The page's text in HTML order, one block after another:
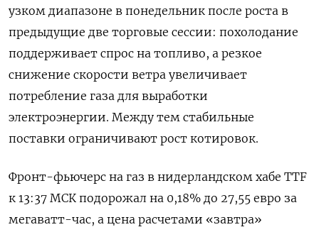
узком диапазоне в понедельник после роста в
предыдущие две торговые сессии: похолодание
поддерживает спрос на топливо, а резкое
снижение скорости ветра увеличивает
потребление газа для выработки
электроэнергии. Между тем стабильные
поставки ограничивают рост котировок.
Фронт-фьючерс на газ в нидерландском хабе TTF
к 13:37 МСК подорожал на 0,18% до 27,55 евро за
мегаватт-час, а цена расчетами «завтра»